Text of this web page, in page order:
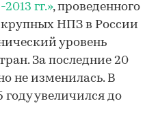
гг.», проведенного
НПЗ в России
уровень
За последние 20
не изменилась. В
году увеличился до